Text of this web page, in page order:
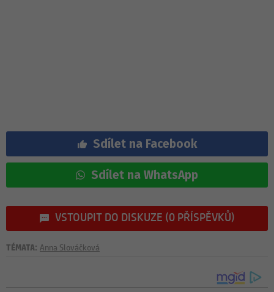
Sdílet na Facebook
Sdílet na WhatsApp
VSTOUPIT DO DISKUZE (0 PŘÍSPĚVKŮ)
TÉMATA: Anna Slováčková